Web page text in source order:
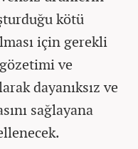
kötü
için gerekli
ve
dayanıksız ve
sağlayana